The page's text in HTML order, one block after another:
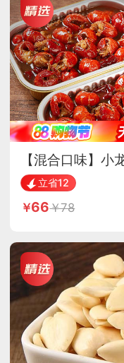
【混合口味】小
开袋加热即食
立省12
66 78